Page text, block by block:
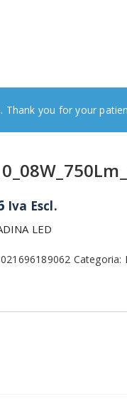
you for your
Iva Escl.
LED
Categoria: